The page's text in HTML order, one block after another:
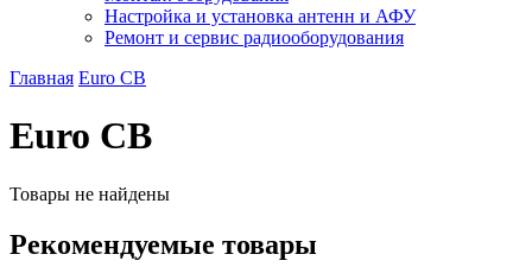
Настройка и установка антенн и АФУ
Ремонт и сервис радиооборудования
Главная Euro CB
Euro CB
Товары не найдены
Рекомендуемые товары